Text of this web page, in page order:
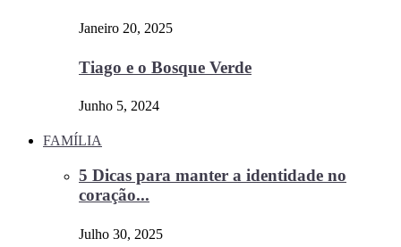
Janeiro 20, 2025
Tiago e o Bosque Verde
Junho 5, 2024
FAMÍLIA
5 Dicas para manter a identidade no
coração...
Julho 30, 2025